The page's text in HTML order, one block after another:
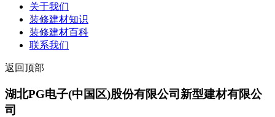
关于我们
装修建材知识
装修建材百科
联系我们
返回顶部
湖北PG电子(中国区)股份有限公司新型建材有限公
司